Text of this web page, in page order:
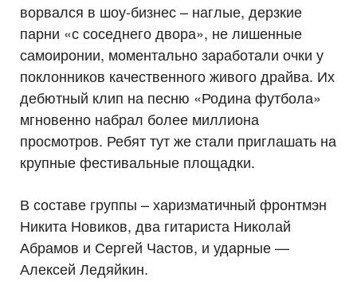
ворвался в шоу-бизнес – наглые, дерзкие
парни «с соседнего двора», не лишенные
самоиронии, моментально заработали очки у
поклонников качественного живого драйва. Их
дебютный клип на песню «Родина футбола»
мгновенно набрал более миллиона
просмотров. Ребят тут же стали приглашать на
крупные фестивальные площадки.
В составе группы – харизматичный фронтмэн
Никита Новиков, два гитариста Николай
Абрамов и Сергей Частов, и ударные —
Алексей Ледяйкин.